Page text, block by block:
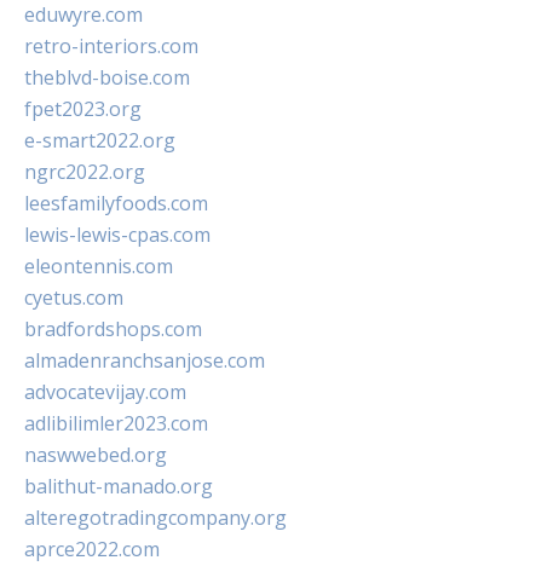
eduwyre.com
retro-interiors.com
theblvd-boise.com
fpet2023.org
e-smart2022.org
ngrc2022.org
leesfamilyfoods.com
lewis-lewis-cpas.com
eleontennis.com
cyetus.com
bradfordshops.com
almadenranchsanjose.com
advocatevijay.com
adlibilimler2023.com
naswwebed.org
balithut-manado.org
alteregotradingcompany.org
aprce2022.com